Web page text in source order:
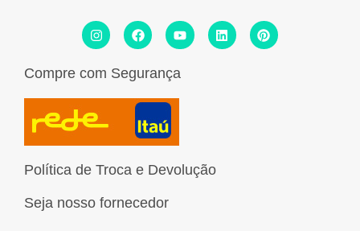
I
n
s
a
a
m
F
a
c
b
o
Y
o
u
u
L
i
n
P
i
n
Compre com Segurança
Política de Troca e Devolução
Seja nosso fornecedor